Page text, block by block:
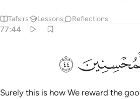
Tafsirs Lessons Reflections
77:44
٤٤
ﳂ
Surely this is how We reward the